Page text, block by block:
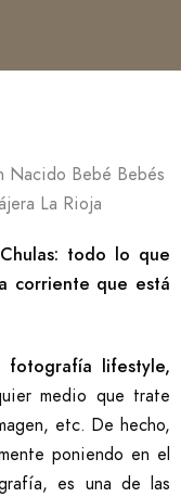
todo lo que
corriente que está
lifestyle,
medio que trate
etc. De hecho,
poniendo en el
es una de las